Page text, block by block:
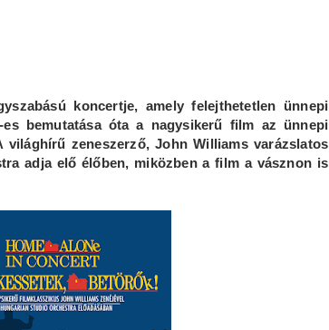
koncertje, amely felejthetetlen ünnepi
bemutatása óta a nagysikerű film az ünnepi
világhírű zeneszerző, John Williams varázslatos
adja elő élőben, miközben a film a vásznon is